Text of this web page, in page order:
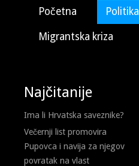
Početna Politika
Migrantska kriza
Najčitanije
Ima li Hrvatska saveznike?
Večernji list promovira
Pupovca i navija za njegov
povratak na vlast